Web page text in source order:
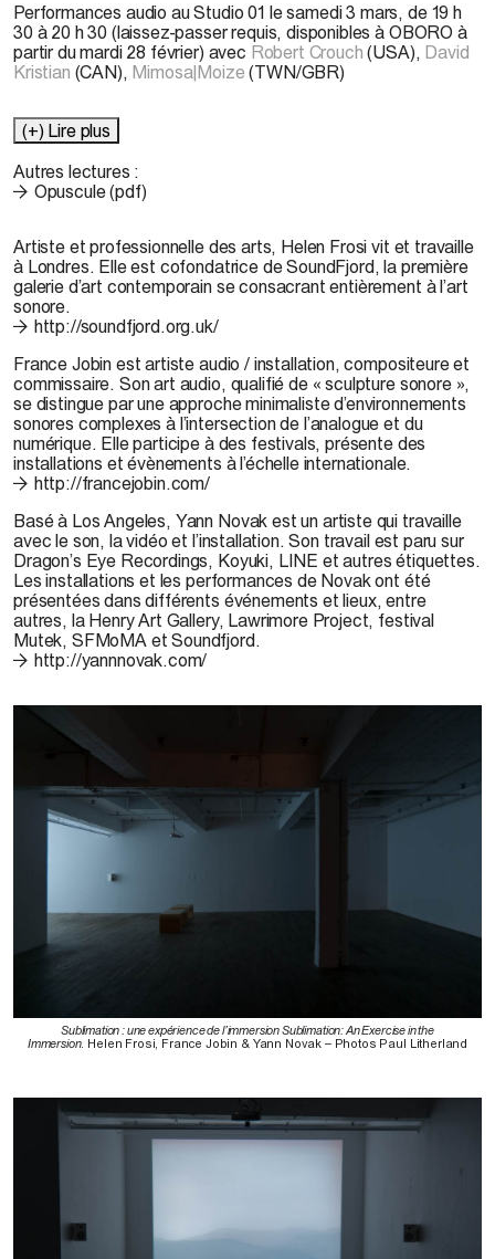
Performances audio au Studio 01 le samedi 3 mars, de 19 h
30 à 20 h 30 (laissez-passer requis, disponibles à OBORO à
partir du mardi 28 février) avec Robert Crouch (USA), David
Kristian (CAN), Mimosa|Moize (TWN/GBR)
(+) Lire plus
Autres lectures :
Opuscule (pdf)
Artiste et professionnelle des arts, Helen Frosi vit et travaille
à Londres. Elle est cofondatrice de SoundFjord, la première
galerie d’art contemporain se consacrant entièrement à l’art
sonore.
http://soundfjord.org.uk/
France Jobin est artiste audio / installation, compositeure et
commissaire. Son art audio, qualifié de « sculpture sonore »,
se distingue par une approche minimaliste d’environnements
sonores complexes à l’intersection de l’analogue et du
numérique. Elle participe à des festivals, présente des
installations et évènements à l’échelle internationale.
http://francejobin.com/
Basé à Los Angeles, Yann Novak est un artiste qui travaille
avec le son, la vidéo et l’installation. Son travail est paru sur
Dragon’s Eye Recordings, Koyuki, LINE et autres étiquettes.
Les installations et les performances de Novak ont été
présentées dans différents événements et lieux, entre
autres, la Henry Art Gallery, Lawrimore Project, festival
Mutek, SFMoMA et Soundfjord.
http://yannnovak.com/
Sublimation : une expérience de l’immersion Sublimation: An Exercise in the
Immersion. Helen Frosi, France Jobin & Yann Novak – Photos Paul Litherland